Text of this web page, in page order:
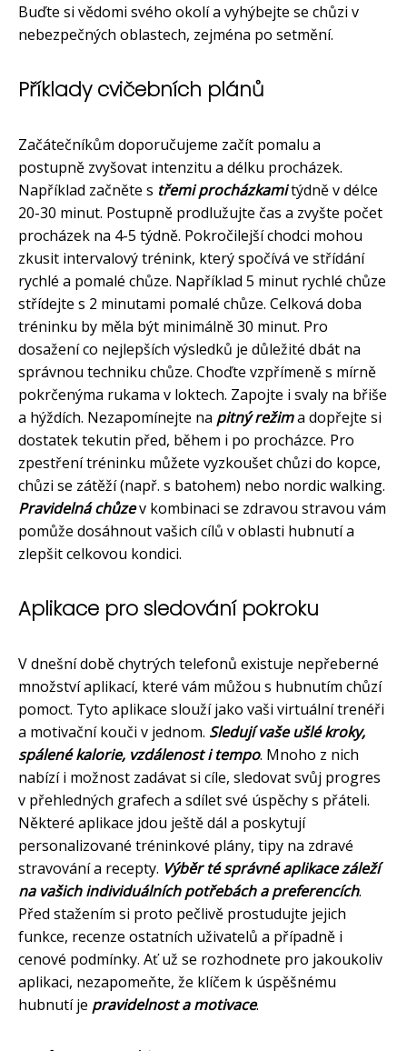
Buďte si vědomi svého okolí a vyhýbejte se chůzi v
nebezpečných oblastech, zejména po setmění.
Příklady cvičebních plánů
Začátečníkům doporučujeme začít pomalu a
postupně zvyšovat intenzitu a délku procházek.
Například začněte s třemi procházkamitýdně v délce
20-30 minut. Postupně prodlužujte čas a zvyšte počet
procházek na 4-5 týdně. Pokročilejší chodci mohou
zkusit intervalový trénink, který spočívá ve střídání
rychlé a pomalé chůze. Například 5 minut rychlé chůze
střídejte s 2 minutami pomalé chůze. Celková doba
tréninku by měla být minimálně 30 minut. Pro
dosažení co nejlepších výsledků je důležité dbát na
správnou techniku chůze. Choďte vzpřímeně s mírně
pokrčenýma rukama v loktech. Zapojte i svaly na břiše
a hýždích. Nezapomínejte na pitný režima dopřejte si
dostatek tekutin před, během i po procházce. Pro
zpestření tréninku můžete vyzkoušet chůzi do kopce,
chůzi se zátěží (např. s batohem) nebo nordic walking.
Pravidelná chůzev kombinaci se zdravou stravou vám
pomůže dosáhnout vašich cílů v oblasti hubnutí a
zlepšit celkovou kondici.
Aplikace pro sledování pokroku
V dnešní době chytrých telefonů existuje nepřeberné
množství aplikací, které vám můžou s hubnutím chůzí
pomoct. Tyto aplikace slouží jako vaši virtuální trenéři
a motivační kouči v jednom. Sledují vaše ušlé kroky,
spálené kalorie, vzdálenost i tempo. Mnoho z nich
nabízí i možnost zadávat si cíle, sledovat svůj progres
v přehledných grafech a sdílet své úspěchy s přáteli.
Některé aplikace jdou ještě dál a poskytují
personalizované tréninkové plány, tipy na zdravé
stravování a recepty. Výběr té správné aplikace záleží
na vašich individuálních potřebách a preferencích.
Před stažením si proto pečlivě prostudujte jejich
funkce, recenze ostatních uživatelů a případně i
cenové podmínky. Ať už se rozhodnete pro jakoukoliv
aplikaci, nezapomeňte, že klíčem k úspěšnému
hubnutí je pravidelnost a motivace.